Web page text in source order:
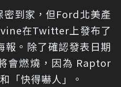
密到家，但Ford北美產
在Twitter上發布了
報。除了確認發表日期
會燃燒，因為 Raptor
「快得嚇人」。